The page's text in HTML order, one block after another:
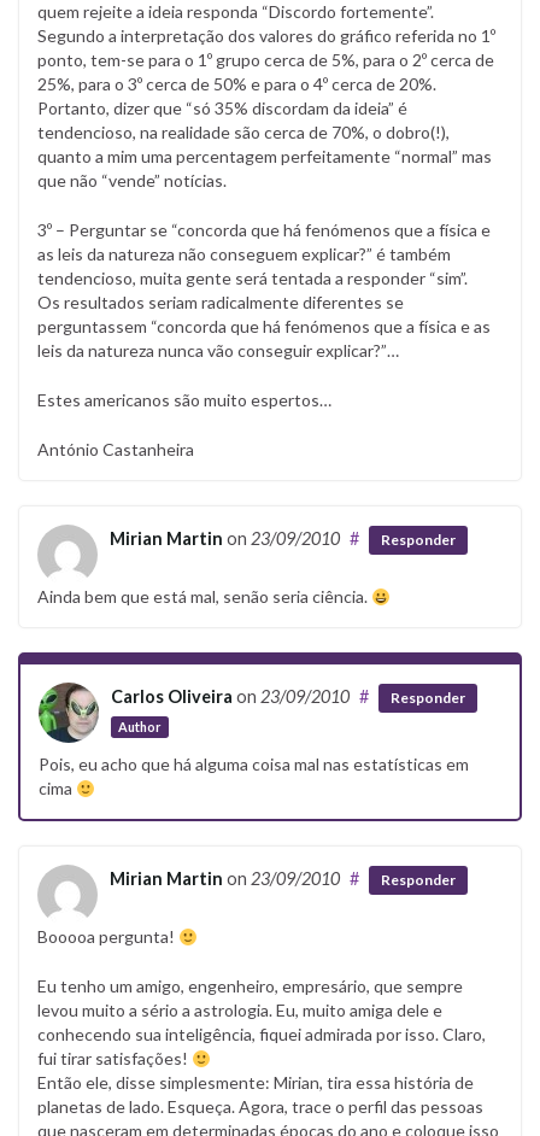
quem rejeite a ideia responda “Discordo fortemente”.
Segundo a interpretação dos valores do gráfico referida no 1º
ponto, tem-se para o 1º grupo cerca de 5%, para o 2º cerca de
25%, para o 3º cerca de 50% e para o 4º cerca de 20%.
Portanto, dizer que “só 35% discordam da ideia” é
tendencioso, na realidade são cerca de 70%, o dobro(!),
quanto a mim uma percentagem perfeitamente “normal” mas
que não “vende” notícias.
3º – Perguntar se “concorda que há fenómenos que a física e
as leis da natureza não conseguem explicar?” é também
tendencioso, muita gente será tentada a responder “sim”.
Os resultados seriam radicalmente diferentes se
perguntassem “concorda que há fenómenos que a física e as
leis da natureza nunca vão conseguir explicar?”…
Estes americanos são muito espertos…
António Castanheira
Mirian Martin on 23/09/2010 # Responder
Ainda bem que está mal, senão seria ciência.
Carlos Oliveira on 23/09/2010
Author
# Responder
Pois, eu acho que há alguma coisa mal nas estatísticas em
cima
Mirian Martin on 23/09/2010 # Responder
Booooa pergunta!
Eu tenho um amigo, engenheiro, empresário, que sempre
levou muito a sério a astrologia. Eu, muito amiga dele e
conhecendo sua inteligência, fiquei admirada por isso. Claro,
fui tirar satisfações!
Então ele, disse simplesmente: Mirian, tira essa história de
planetas de lado. Esqueça. Agora, trace o perfil das pessoas
que nasceram em determinadas épocas do ano e coloque isso